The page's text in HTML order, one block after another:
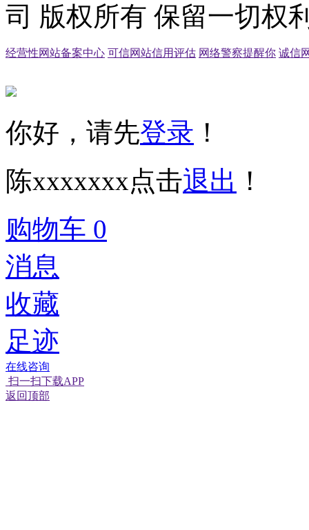
司 版权所有 保留一切权
经营性网站备案中心 可信网站信用评估 网络警察提醒你 诚信
你好，请先登录 ！
陈xxxxxxx点击退出 ！
购物车 0
消息
收藏
足迹
在线咨询
扫一扫下载APP
返回顶部